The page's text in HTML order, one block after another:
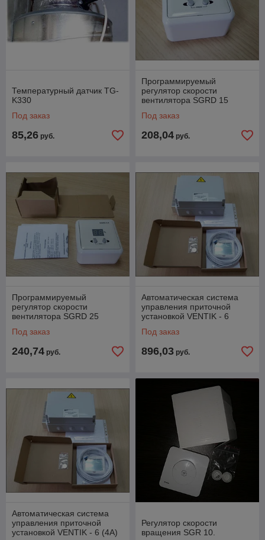
Температурный датчик TG-
K330
Под заказ
85,26 руб.
Программируемый
регулятор скорости
вентилятора SGRD 15
Под заказ
208,04 руб.
Программируемый
регулятор скорости
вентилятора SGRD 25
Под заказ
240,74 руб.
Автоматическая система
управления приточной
установкой VENTIK - 6
Под заказ
896,03 руб.
Автоматическая система
управления приточной
установкой VENTIK - 6 (4A)
Регулятор скорости
вращения SGR 10.